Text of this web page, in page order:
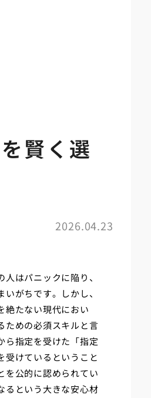
賢く選
2026.04.23
はパニックに陥り、
がちです。しかし、
絶たない現代におい
ための必須スキルと言
ら指定を受けた「指定
受けているということ
を公的に認められてい
るという大きな安心材